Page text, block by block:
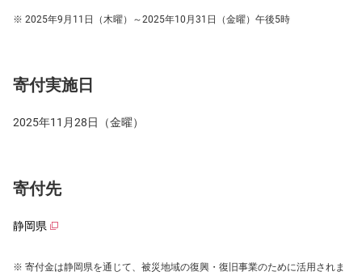
2025年9月11日（木曜）～2025年10月31日（金曜）午後5時
寄付実施日
2025年11月28日（金曜）
寄付先
静岡県
寄付金は静岡県を通じて、被災地域の復興・復旧事業のために活用されま